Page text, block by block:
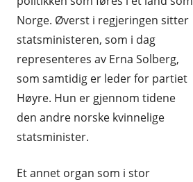
Norge. Øverst i regjeringen sitter
statsministeren, som i dag
representeres av Erna Solberg,
som samtidig er leder for partiet
Høyre. Hun er gjennom tidene
den andre norske kvinnelige
statsminister.
Et annet organ som i stor